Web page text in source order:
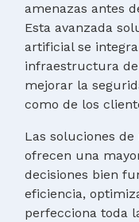
amenazas antes
Esta avanzada
artificial se
infraestructura
mejorar la
como de los
Las soluciones
ofrecen una
decisiones bien
eficiencia,
perfecciona toda